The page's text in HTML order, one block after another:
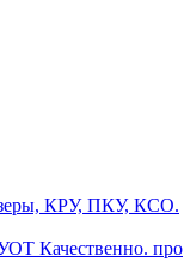
КРУ, ПКУ, КСО.
Качественно. про